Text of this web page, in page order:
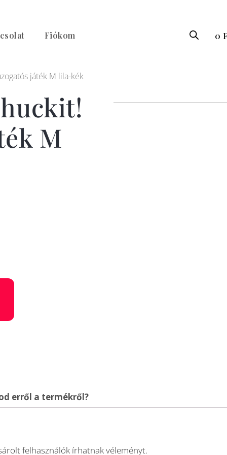
Fiókom 0
játék M lila-kék
M
erről a termékről?
felhasználók írhatnak véleményt.